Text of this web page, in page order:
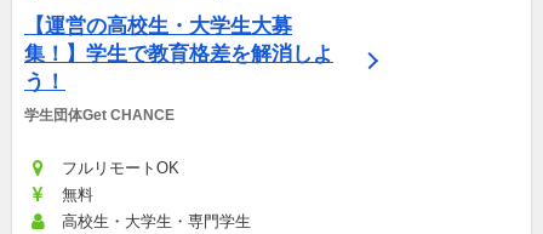
【運営の高校生・大学生大募
集！】学生で教育格差を解消しよ
う！
学生団体Get CHANCE
フルリモートOK
無料
高校生・大学生・専門学生